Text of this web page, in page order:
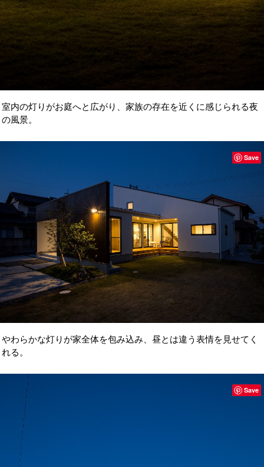
室内の灯りがお庭へと広がり、家族の存在を近くに感じられる夜
の風景。
やわらかな灯りが家全体を包み込み、昼とは違う表情を見せてく
れる。
Save
Save